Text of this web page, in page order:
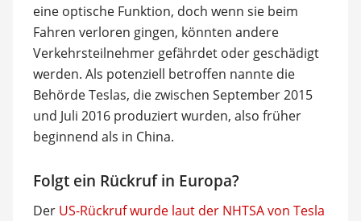
eine optische Funktion, doch wenn sie beim
Fahren verloren gingen, könnten andere
Verkehrsteilnehmer gefährdet oder geschädigt
werden. Als potenziell betroffen nannte die
Behörde Teslas, die zwischen September 2015
und Juli 2016 produziert wurden, also früher
beginnend als in China.
Folgt ein Rückruf in Europa?
Der US-Rückruf wurde laut der NHTSA von Tesla